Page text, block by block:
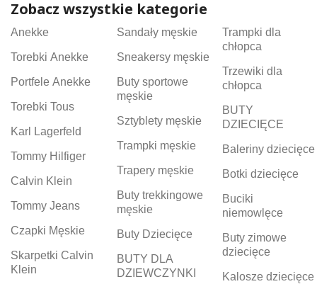
Zobacz wszystkie kategorie
Anekke
Torebki Anekke
Portfele Anekke
Torebki Tous
Karl Lagerfeld
Tommy Hilfiger
Calvin Klein
Tommy Jeans
Czapki Męskie
Skarpetki Calvin
Klein
Sandały męskie
Sneakersy męskie
Buty sportowe
męskie
Sztyblety męskie
Trampki męskie
Trapery męskie
Buty trekkingowe
męskie
Buty Dziecięce
BUTY DLA
DZIEWCZYNKI
Trampki dla
chłopca
Trzewiki dla
chłopca
BUTY
DZIECIĘCE
Baleriny dziecięce
Botki dziecięce
Buciki
niemowlęce
Buty zimowe
dziecięce
Kalosze dziecięce